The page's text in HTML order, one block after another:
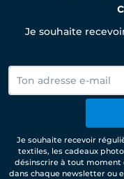
Je souhaite
Je souhaite recevoir
textiles, les cadeaux
désinscrire à tout moment
dans chaque newsletter ou